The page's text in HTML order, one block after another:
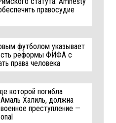
правосудие
футболом указывает
реформы ФИФА с
права человека
которой погибла
Халиль, должна
преступление —